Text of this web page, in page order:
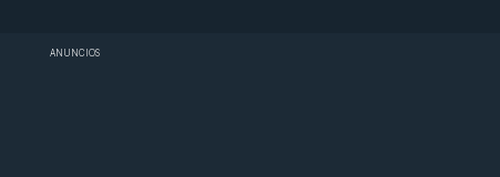
ANUNCIOS